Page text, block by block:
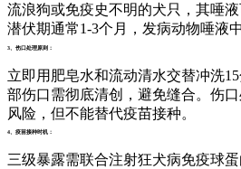
流浪狗或免疫史不明的犬只，其唾
潜伏期通常1-3个月，发病动物唾液
3、伤口处理原则：
立即用肥皂水和流动清水交替冲洗
部伤口需彻底清创，避免缝合。伤
风险，但不能替代疫苗接种。
4、疫苗接种时机：
三级暴露需联合注射狂犬病免疫球